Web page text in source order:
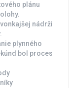
plánu
nádrži
plynného
bol proces